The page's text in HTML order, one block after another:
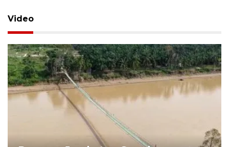
Video